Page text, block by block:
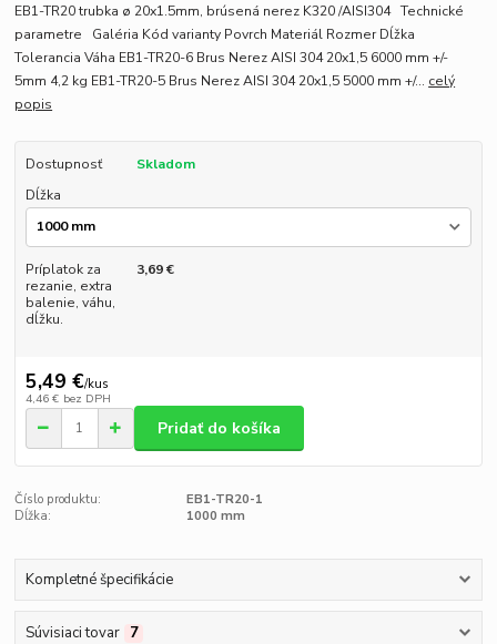
EB1-TR20 trubka ø 20x1.5mm, brúsená nerez K320 /AISI304 Technické
parametre Galéria Kód varianty Povrch Materiál Rozmer Dĺžka
Tolerancia Váha EB1-TR20-6 Brus Nerez AISI 304 20x1,5 6000 mm +/-
5mm 4,2 kg EB1-TR20-5 Brus Nerez AISI 304 20x1,5 5000 mm +/... celý
popis
Dostupnosť
Skladom
Dĺžka
Príplatok za
rezanie, extra
balenie, váhu,
dĺžku.
3,69 €
5,49 €/kus
4,46 € bez DPH
Pridať do košíka
Číslo produktu:
EB1-TR20-1
Dĺžka:
1000 mm
Kompletné špecifikácie
Súvisiaci tovar 7